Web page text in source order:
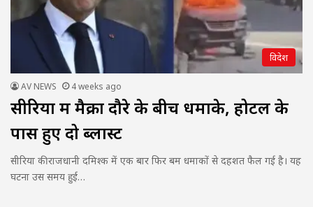
विदेश
AV NEWS 4 weeks ago
सीरिया में मैक्रों दौरे के बीच धमाके, होटल के
पास हुए दो ब्लास्ट
सीरिया की राजधानी दमिश्क में एक बार फिर बम धमाकों से दहशत फैल गई है। यह
घटना उस समय हुई…